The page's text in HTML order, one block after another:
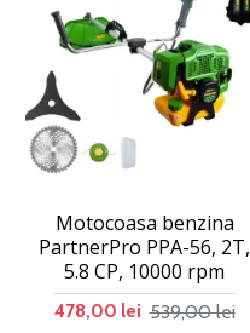
Motocoasa benzina
PartnerPro PPA-56, 2T,
5.8 CP, 10000 rpm
478,00 lei 539,00 lei